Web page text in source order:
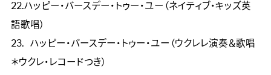
22.ハッピー・バースデー・トゥー・ユー（ネイティブ・キッズ英
語歌唱）
23.	ハッピー・バースデー・トゥー・ユー（ウクレレ演奏＆歌唱
＊ウクレ・レコードつき）